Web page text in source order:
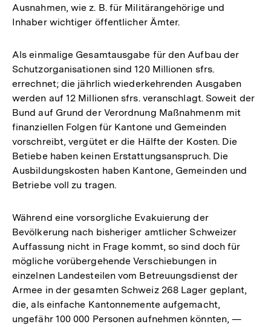
Ausnahmen, wie z. B. für Militärangehörige und
Inhaber wichtiger öffentlicher Ämter.
Als einmalige Gesamtausgabe für den Aufbau der
Schutzorganisationen sind 120 Millionen sfrs.
errechnet; die jährlich wiederkehrenden Ausgaben
werden auf 12 Millionen sfrs. veranschlagt. Soweit der
Bund auf Grund der Verordnung Maßnahmenm mit
finanziellen Folgen für Kantone und Gemeinden
vorschreibt, vergütet er die Hälfte der Kosten. Die
Betiebe haben keinen Erstattungsanspruch. Die
Ausbildungskosten haben Kantone, Gemeinden und
Betriebe voll zu tragen.
Während eine vorsorgliche Evakuierung der
Bevölkerung nach bisheriger amtlicher Schweizer
Auffassung nicht in Frage kommt, so sind doch für
mögliche vorübergehende Verschiebungen in
einzelnen Landesteilen vom Betreuungsdienst der
Armee in der gesamten Schweiz 268 Lager geplant,
die, als einfache Kantonnemente aufgemacht,
ungefähr 100 000 Personen aufnehmen könnten, —